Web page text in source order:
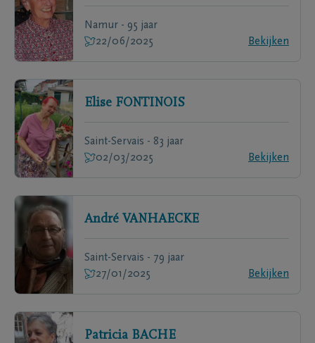
Namur - 95 jaar
22/06/2025
Bekijken
Elise FONTINOIS
Saint-Servais - 83 jaar
02/03/2025
Bekijken
André VANHAECKE
Saint-Servais - 79 jaar
27/01/2025
Bekijken
Patricia BACHE